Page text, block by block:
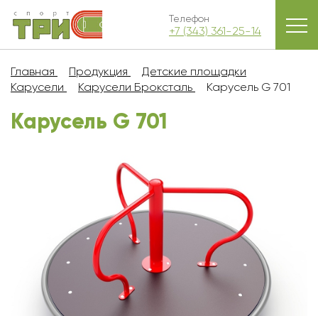
Телефон
+7 (343) 361-25-14
Главная Продукция
Детские площадки
Карусели
Карусели Броксталь Карусель G 701
Карусель G 701